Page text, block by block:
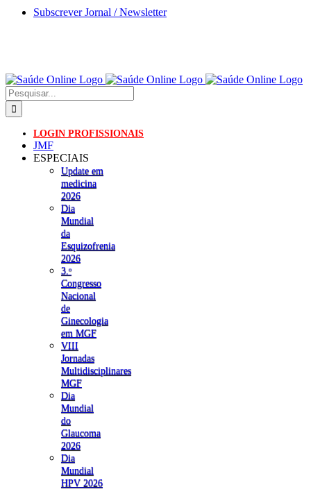
Skip
Subscrever Jornal / Newsletter
Pesquisar
LOGIN PROFISSIONAIS
JMF
ESPECIAIS
Update em
medicina
2026
Dia
Mundial
da
Esquizofrenia
2026
3.ᵒ
Congresso
Nacional
de
Ginecologia
em MGF
VIII
Jornadas
Multidisciplinares
MGF
Dia
Mundial
do
Glaucoma
2026
Dia
Mundial
HPV 2026